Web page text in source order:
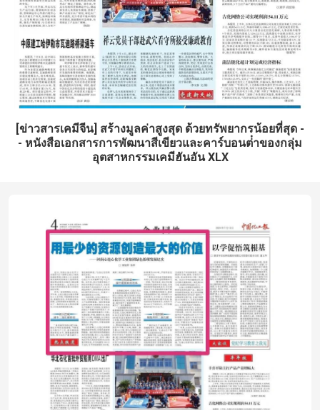
[ข่าวสารเคมีจีน] สร้างมูลค่าสูงสุด ด้วยทรัพยากรน้อยที่สุด -
- หนังสือเอกสารการพัฒนาสีเขียวและคาร์บอนต่ําของกลุ่ม
อุตสาหกรรมเคมีฮันอัน XLX